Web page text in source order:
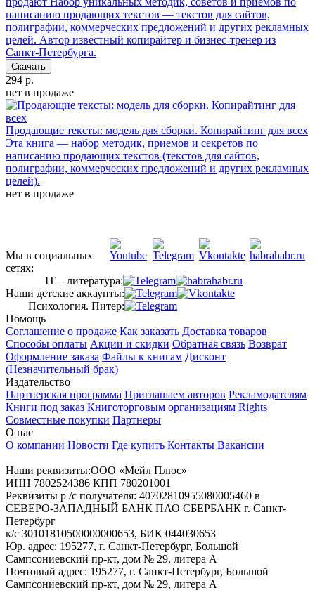
написанию продающих текстов — текстов для сайтов,
полиграфии, коммерческих предложений и других рекламных
целей. Автор известный копирайтер и бизнес-тренер из
Санкт-Петербурга.
Скачать
294 р.
нет в продаже
Продающие тексты: модель для сборки. Копирайтинг для всех
Эта книга — набор методик, приемов и секретов по
написанию продающих текстов (текстов для сайтов,
полиграфии, коммерческих предложений и других рекламных
целей).
нет в продаже
Мы в социальных
сетях:
IT – литература:
Наши детские аккаунты:
Психология. Питер:
Помощь
Соглашение о продаже Как заказать Доставка товаров
Способы оплаты Акции и скидки Обратная связь Возврат
Оформление заказа Файлы к книгам Дисконт
(Незначительный брак)
Издательство
Партнерская программа Приглашаем авторов Рекламодателям
Книги под заказ Книготорговым организациям Rights
Совместные покупки Партнеры
О нас
О компании Новости Где купить Контакты Вакансии
Наши реквизиты:ООО «Мейл Плюс»
ИНН 7802524386 КПП 780201001
Реквизиты р /с получателя: 40702810955080005460 в
СЕВЕРО-ЗАПАДНЫЙ БАНК ПАО СБЕРБАНК г. Санкт-
Петербург
к/с 30101810500000000653, БИК 044030653
Юр. адрес: 195277, г. Санкт-Петербург, Большой
Сампсониевский пр-кт, дом № 29, литера А
Почтовый адрес: 195277, г. Санкт-Петербург, Большой
Сампсониевский пр-кт, дом № 29, литера А